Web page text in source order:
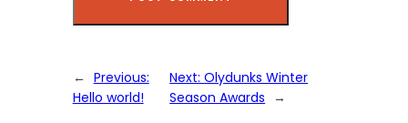
← Previous:
Hello world!
Next:Olydunks Winter
Season Awards →